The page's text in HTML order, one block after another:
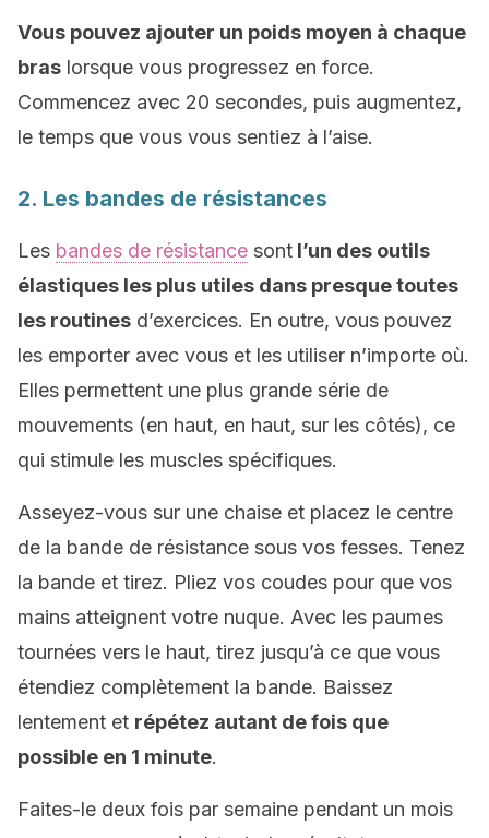
Vous pouvez ajouter un poids moyen à chaque
bras lorsque vous progressez en force.
Commencez avec 20 secondes, puis augmentez,
le temps que vous vous sentiez à l’aise.
2. Les bandes de résistances
Les bandes de résistance sont l’un des outils
élastiques les plus utiles dans presque toutes
les routines d’exercices. En outre, vous pouvez
les emporter avec vous et les utiliser n’importe où.
Elles permettent une plus grande série de
mouvements (en haut, en haut, sur les côtés), ce
qui stimule les muscles spécifiques.
Asseyez-vous sur une chaise et placez le centre
de la bande de résistance sous vos fesses. Tenez
la bande et tirez. Pliez vos coudes pour que vos
mains atteignent votre nuque. Avec les paumes
tournées vers le haut, tirez jusqu’à ce que vous
étendiez complètement la bande. Baissez
lentement et répétez autant de fois que
possible en 1 minute.
Faites-le deux fois par semaine pendant un mois